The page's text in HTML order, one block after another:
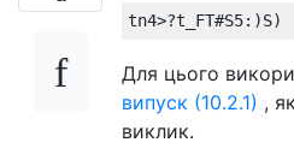
Для цього
випуск (10.2.1) ,
виклик.